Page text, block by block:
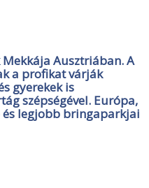
Ausztriában. A
a profikat várják
gyerekek is
szépségével. Európa,
és legjobb bringaparkjai